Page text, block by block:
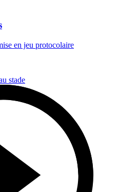
en jeu protocolaire